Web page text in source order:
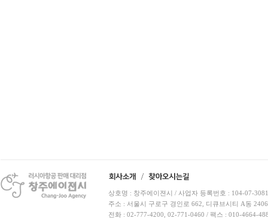
상호명 : 창주에이젼시 / 사업자 등록번호 : 104-07-
주소 : 서울시 구로구 경인로 662, 디큐브시티 A동
전화 : 02-777-4200, 02-771-0460 / 팩스 : 010-4664-